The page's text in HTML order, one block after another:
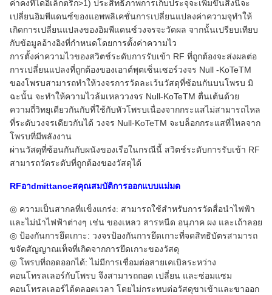
ค่าคงที่ไดอิเล็กตริก>1) ประสิทธิภาพการเก็บประจุจะเพิ่มขึ้นสิ่งนี้จะ
เปลี่ยนอิมพีแดนซ์ของแอพพลิเคชั่นการเปลี่ยนแปลงค่าความจุทำให้
เกิดการเปลี่ยนแปลงของอิมพีแดนซ์วงจรจะวัดผล จากนั้นเปรียบเทียบ
กับข้อมูลอ้างอิงที่กำหนดโดยการตั้งค่าความไว
การตั้งค่าความไวของสวิตช์ระดับการรับเข้า RF ที่ถูกต้องจะส่งผลต่อ
การเปลี่ยนแปลงที่ถูกต้องของเอาต์พุตเซ็นเซอร์วงจร Null -KoTeTM
ของโพรบสามารถทำให้วงจรการวัดละเว้นวัสดุที่ซ้อนกันบนโพรบ มิ
ฉะนั้น จะทำให้ความไวล้มเหลววงจร Null-KoTeTM ตื่นเต้นด้วย
ความถี่วิทยุเดียวกันกับที่ใช้กับหัวโพรบเนื่องจากกระแสไม่สามารถไหล
ที่ระดับวงจรเดียวกันได้ วงจร Null-KoTeTM จะบล็อกกระแสที่ไหลจาก
โพรบที่มีพลังงาน
ผ่านวัสดุที่ซ้อนกันกับผนังของเรือในกรณีนี้ สวิตช์ระดับการรับเข้า RF
สามารถวัดระดับที่ถูกต้องของวัสดุได้
RFอาdmittanceสคุณสมบัติการออกแบบแม่มด
◎ ความเป็นสากลที่แข็งแกร่ง: สามารถใช้สำหรับการวัดสื่อนำไฟฟ้า
และไม่นำไฟฟ้าต่างๆ เช่น ของเหลว สารหนืด อนุภาค ผง และเถ้าลอย
◎ ป้องกันการยึดเกาะ: วงจรป้องกันการยึดเกาะที่จดสิทธิบัตรสามารถ
ขจัดสัญญาณเท็จที่เกิดจากการยึดเกาะของวัสดุ
◎ โพรบที่ถอดออกได้: ไม่มีการเชื่อมต่อสายเคเบิลระหว่าง
คอนโทรลเลอร์กับโพรบ จึงสามารถถอด เปลี่ยน และซ่อมแซม
คอนโทรลเลอร์ได้ตลอดเวลา โดยไม่กระทบต่อวัสดุขาเข้าและขาออก